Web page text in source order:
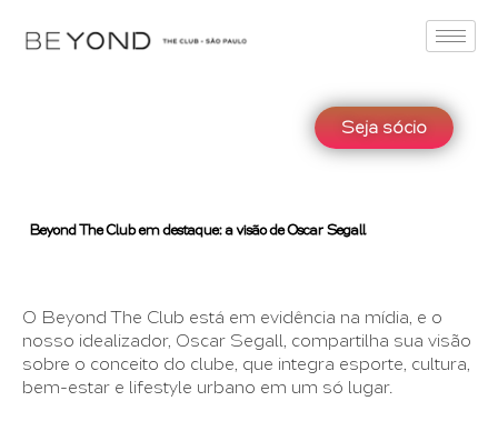
Seja sócio
Beyond The Club em destaque: a visão de Oscar Segall
O Beyond The Club está em evidência na mídia, e o
nosso idealizador, Oscar Segall, compartilha sua visão
sobre o conceito do clube, que integra esporte, cultura,
bem-estar e lifestyle urbano em um só lugar.